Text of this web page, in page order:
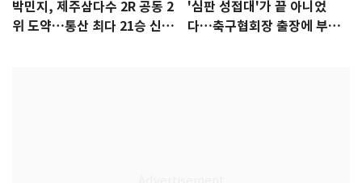
박민지, 제주삼다수 2R 공동 2
위 도약…통산 최다 21승 신기
'심판 성접대'가 끝 아니었
다…축구협회장 출장에 부인